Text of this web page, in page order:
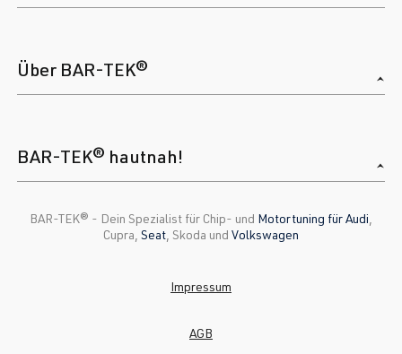
Über BAR-TEK®
BAR-TEK® hautnah!
BAR-TEK®️ - Dein Spezialist für Chip- und Motortuning für Audi
Cupra, Seat , Skoda und Volkswagen
Impressum
AGB